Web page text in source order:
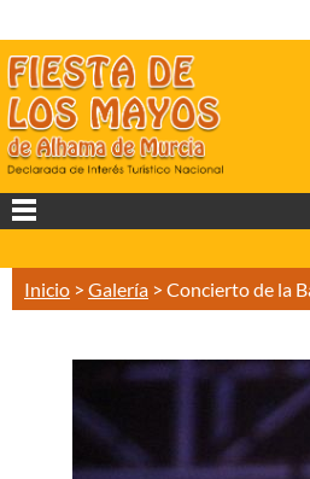
Inicio > Galería > Concierto de la